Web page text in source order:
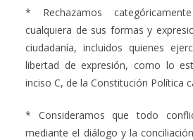
* Rechazamos
cualquiera de sus formas y
ciudadanía, incluidos quienes
libertad de expresión, como lo
inciso C, de la Constitución Política
* Consideramos que todo
mediante el diálogo y la